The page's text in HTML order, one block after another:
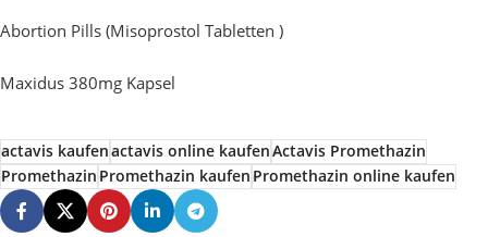
Abortion Pills (Misoprostol Tabletten )
Maxidus 380mg Kapsel
actavis kaufenactavis online kaufenActavis Promethazin
PromethazinPromethazin kaufenPromethazin online kaufen